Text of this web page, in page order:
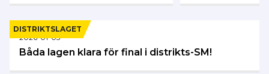
DISTRIKTSLAGET
2026-01-05
Båda lagen klara för final i distrikts-SM!